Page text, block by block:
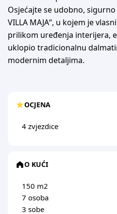
Osjećajte se udobno,
VILLA MAJA“, u kojem je
prilikom uređenja interijera,
uklopio tradicionalnu
modernim detaljima.
OCJENA
4 zvjezdice
O KUĆI
150 m2
7 osoba
3 sobe